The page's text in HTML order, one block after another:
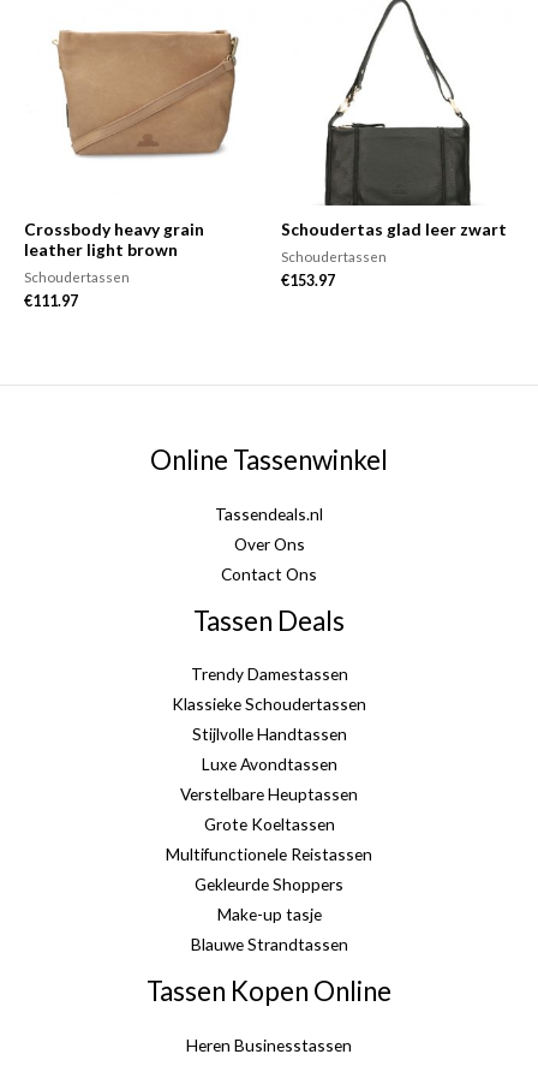
Crossbody heavy grain
leather light brown
Schoudertassen
€111.97
Schoudertas glad leer zwart
Schoudertassen
€153.97
Online Tassenwinkel
Tassendeals.nl
Over Ons
Contact Ons
Tassen Deals
Trendy Damestassen
Klassieke Schoudertassen
Stijlvolle Handtassen
Luxe Avondtassen
Verstelbare Heuptassen
Grote Koeltassen
Multifunctionele Reistassen
Gekleurde Shoppers
Make-up tasje
Blauwe Strandtassen
Tassen Kopen Online
Heren Businesstassen